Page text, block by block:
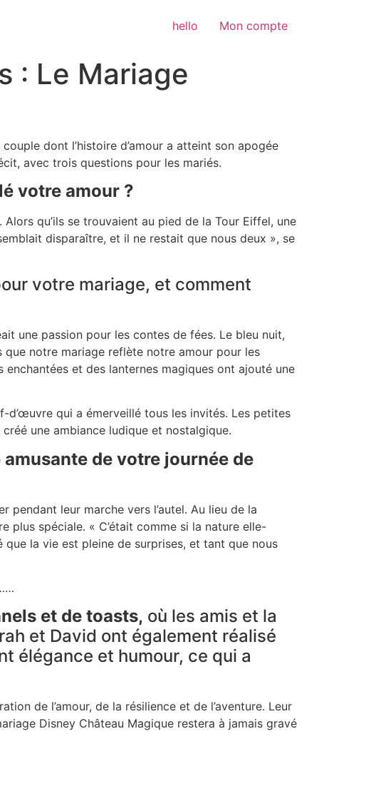
hello Mon compte
: Le Mariage
dont l’histoire d’amour a atteint son apogée
avec trois questions pour les mariés.
votre amour ?
qu’ils se trouvaient au pied de la Tour Eiffel, une
disparaître, et il ne restait que nous deux », se
votre mariage, et comment
une passion pour les contes de fées. Le bleu nuit,
notre mariage reflète notre amour pour les
et des lanternes magiques ont ajouté une
qui a émerveillé tous les invités. Les petites
une ambiance ludique et nostalgique.
de votre journée de
pendant leur marche vers l’autel. Au lieu de la
plus spéciale. « C’était comme si la nature elle-
la vie est pleine de surprises, et tant que nous
et de toasts, où les amis et la
et David ont également réalisé
élégance et humour, ce qui a
de l’amour, de la résilience et de l’aventure. Leur
Disney Château Magique restera à jamais gravé